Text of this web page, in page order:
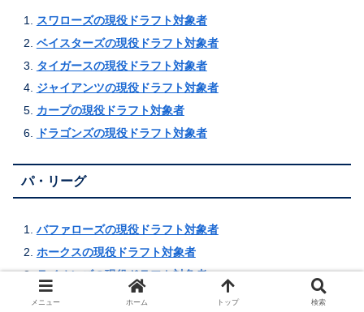
スワローズの現役ドラフト対象者
ベイスターズの現役ドラフト対象者
タイガースの現役ドラフト対象者
ジャイアンツの現役ドラフト対象者
カープの現役ドラフト対象者
ドラゴンズの現役ドラフト対象者
パ・リーグ
バファローズの現役ドラフト対象者
ホークスの現役ドラフト対象者
ライオンズの現役ドラフト対象者
イーグルスの現役ドラフト対象者
メニュー ホーム トップ 検索